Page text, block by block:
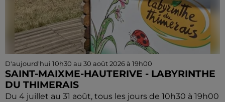
D'aujourd'hui 10h30 au 30 août 2026 à 19h00
SAINT-MAIXME-HAUTERIVE - LABYRINTHE
DU THIMERAIS
Du 4 juillet au 31 août, tous les jours de 10h30 à 19h00